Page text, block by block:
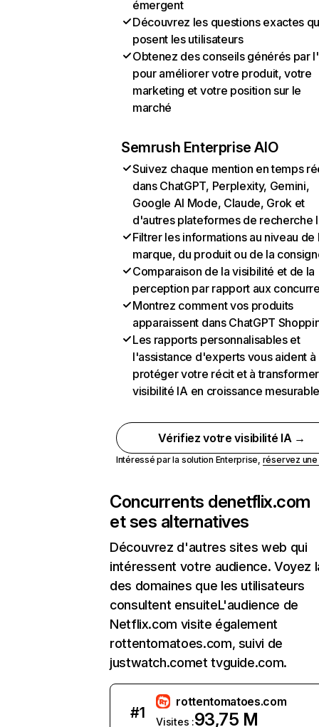
émergent
Découvrez les questions exactes
posent les utilisateurs
Obtenez des conseils générés par
pour améliorer votre produit, votre
marketing et votre position sur le
marché
Semrush Enterprise AIO
Suivez chaque mention en temps
dans ChatGPT, Perplexity, Gemini,
Google AI Mode, Claude, Grok et
d'autres plateformes de recherche
Filtrer les informations au niveau de
marque, du produit ou de la
Comparaison de la visibilité et de la
perception par rapport aux
Montrez comment vos produits
apparaissent dans ChatGPT
Les rapports personnalisables et
l'assistance d'experts vous aident à
protéger votre récit et à
visibilité IA en croissance
Vérifiez votre visibilité IA →
Intéressé par la solution Enterprise, réservez
Concurrents denetflix.com
et ses alternatives
Découvrez d'autres sites web qui
intéressent votre audience. Voyez
des domaines que les utilisateurs
consultent ensuiteL'audience de
Netflix.com visite également
rottentomatoes.com, suivi de
justwatch.comet tvguide.com.
#1
rottentomatoes.com
Visites :93,75 M